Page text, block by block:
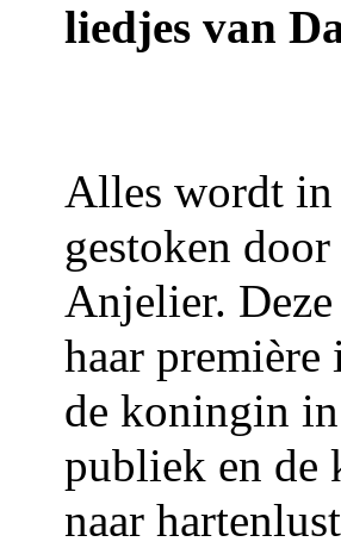
liedjes van
Alles wordt in
gestoken
Anjelier.
haar
de koningin
publiek en de
naar